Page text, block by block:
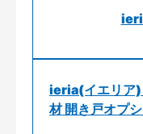
ieria(イエリア)
材 開き戸オプ